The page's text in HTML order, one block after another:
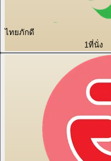
ไทยภักดี
1ที่นั่ง